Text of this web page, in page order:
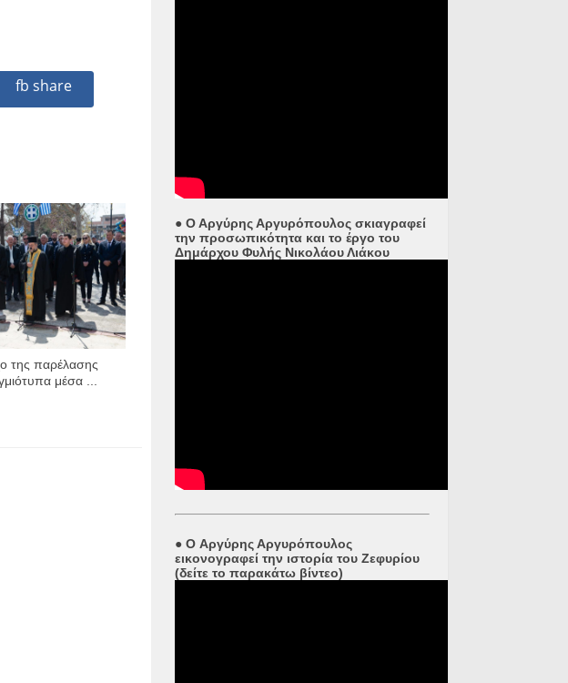
fb share
της παρέλασης
μέσα ...
● Ο Αργύρης Αργυρόπουλος σκιαγραφεί
την προσωπικότητα και το έργο του
Δημάρχου Φυλής Νικολάου Λιάκου
● O Αργύρης Αργυρόπουλος
εικονογραφεί την ιστορία του Ζεφυρίου
(δείτε το παρακάτω βίντεο)